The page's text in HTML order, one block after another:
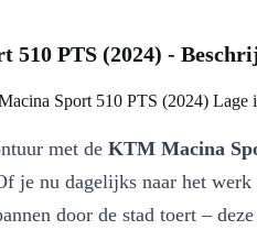
510 PTS (2024) -
Sport 510 PTS (2024) Lage
met de KTM Macina
je nu dagelijks naar het
door de stad toert –